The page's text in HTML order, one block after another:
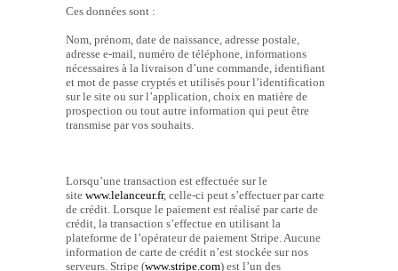
Ces données sont :
Nom, prénom, date de naissance, adresse postale,
adresse e-mail, numéro de téléphone, informations
nécessaires à la livraison d’une commande, identifiant
et mot de passe cryptés et utilisés pour l’identification
sur le site ou sur l’application, choix en matière de
prospection ou tout autre information qui peut être
transmise par vos souhaits.
Lorsqu’une transaction est effectuée sur le
site www.lelanceur.fr, celle-ci peut s’effectuer par carte
de crédit. Lorsque le paiement est réalisé par carte de
crédit, la transaction s’effectue en utilisant la
plateforme de l’opérateur de paiement Stripe. Aucune
information de carte de crédit n’est stockée sur nos
serveurs. Stripe (www.stripe.com) est l’un des